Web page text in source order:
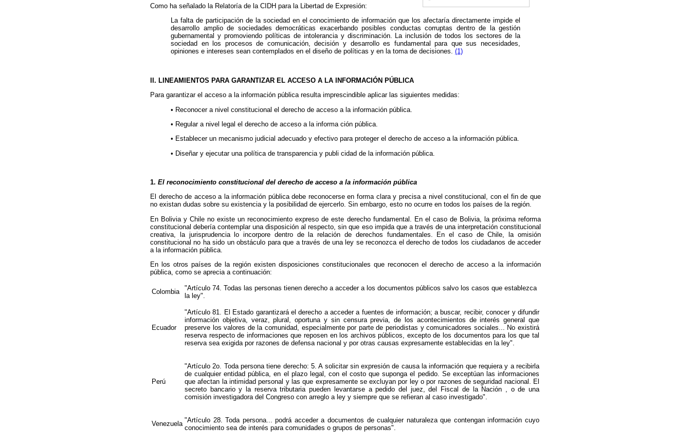
Como ha señalado la Relatoría de la CIDH para la Libertad de Expresión:
La falta de participación de la sociedad en el conocimiento de información que los afectaría directamente impide el
desarrollo amplio de sociedades democráticas exacerbando posibles conductas corruptas dentro de la gestión
gubernamental y promoviendo políticas de intolerancia y discriminación. La inclusión de todos los sectores de la
sociedad en los procesos de comunicación, decisión y desarrollo es fundamental para que sus necesidades,
opiniones e intereses sean contemplados en el diseño de políticas y en la toma de decisiones. (1)
II. LINEAMIENTOS PARA GARANTIZAR EL ACCESO A LA INFORMACIÓN PÚBLICA
Para garantizar el acceso a la información pública resulta imprescindible aplicar las siguientes medidas:
• Reconocer a nivel constitucional el derecho de acceso a la información pública.
• Regular a nivel legal el derecho de acceso a la informa ción pública.
• Establecer un mecanismo judicial adecuado y efectivo para proteger el derecho de acceso a la información pública.
• Diseñar y ejecutar una política de transparencia y publi cidad de la información pública.
1. El reconocimiento constitucional del derecho de acceso a la información pública
El derecho de acceso a la información pública debe reconocerse en forma clara y precisa a nivel constitucional, con el fin de que
no existan dudas sobre su existencia y la posibilidad de ejercerlo. Sin embargo, esto no ocurre en todos los países de la región.
En Bolivia y Chile no existe un reconocimiento expreso de este derecho fundamental. En el caso de Bolivia, la próxima reforma
constitucional debería contemplar una disposición al respecto, sin que eso impida que a través de una interpretación constitucional
creativa, la jurisprudencia lo incorpore dentro de la relación de derechos fundamentales. En el caso de Chile, la omisión
constitucional no ha sido un obstáculo para que a través de una ley se reconozca el derecho de todos los ciudadanos de acceder
a la información pública.
En los otros países de la región existen disposiciones constitucionales que reconocen el derecho de acceso a la información
pública, como se aprecia a continuación:
Colombia
"Artículo 74. Todas las personas tienen derecho a acceder a los documentos públicos salvo los casos que establezca
la ley".
Ecuador
"Artículo 81. El Estado garantizará el derecho a acceder a fuentes de información; a buscar, recibir, conocer y difundir
información objetiva, veraz, plural, oportuna y sin censura previa, de los acontecimientos de interés general que
preserve los valores de la comunidad, especialmente por parte de periodistas y comunicadores sociales... No existirá
reserva respecto de informaciones que reposen en los archivos públicos, excepto de los documentos para los que tal
reserva sea exigida por razones de defensa nacional y por otras causas expresamente establecidas en la ley".
Perú
"Artículo 2o. Toda persona tiene derecho: 5. A solicitar sin expresión de causa la información que requiera y a recibirla
de cualquier entidad pública, en el plazo legal, con el costo que suponga el pedido. Se exceptúan las informaciones
que afectan la intimidad personal y las que expresamente se excluyan por ley o por razones de seguridad nacional. El
secreto bancario y la reserva tributaria pueden levantarse a pedido del juez, del Fiscal de la Nación , o de una
comisión investigadora del Congreso con arreglo a ley y siempre que se refieran al caso investigado".
Venezuela "Artículo 28. Toda persona... podrá acceder a documentos de cualquier naturaleza que contengan información cuyo
conocimiento sea de interés para comunidades o grupos de personas".